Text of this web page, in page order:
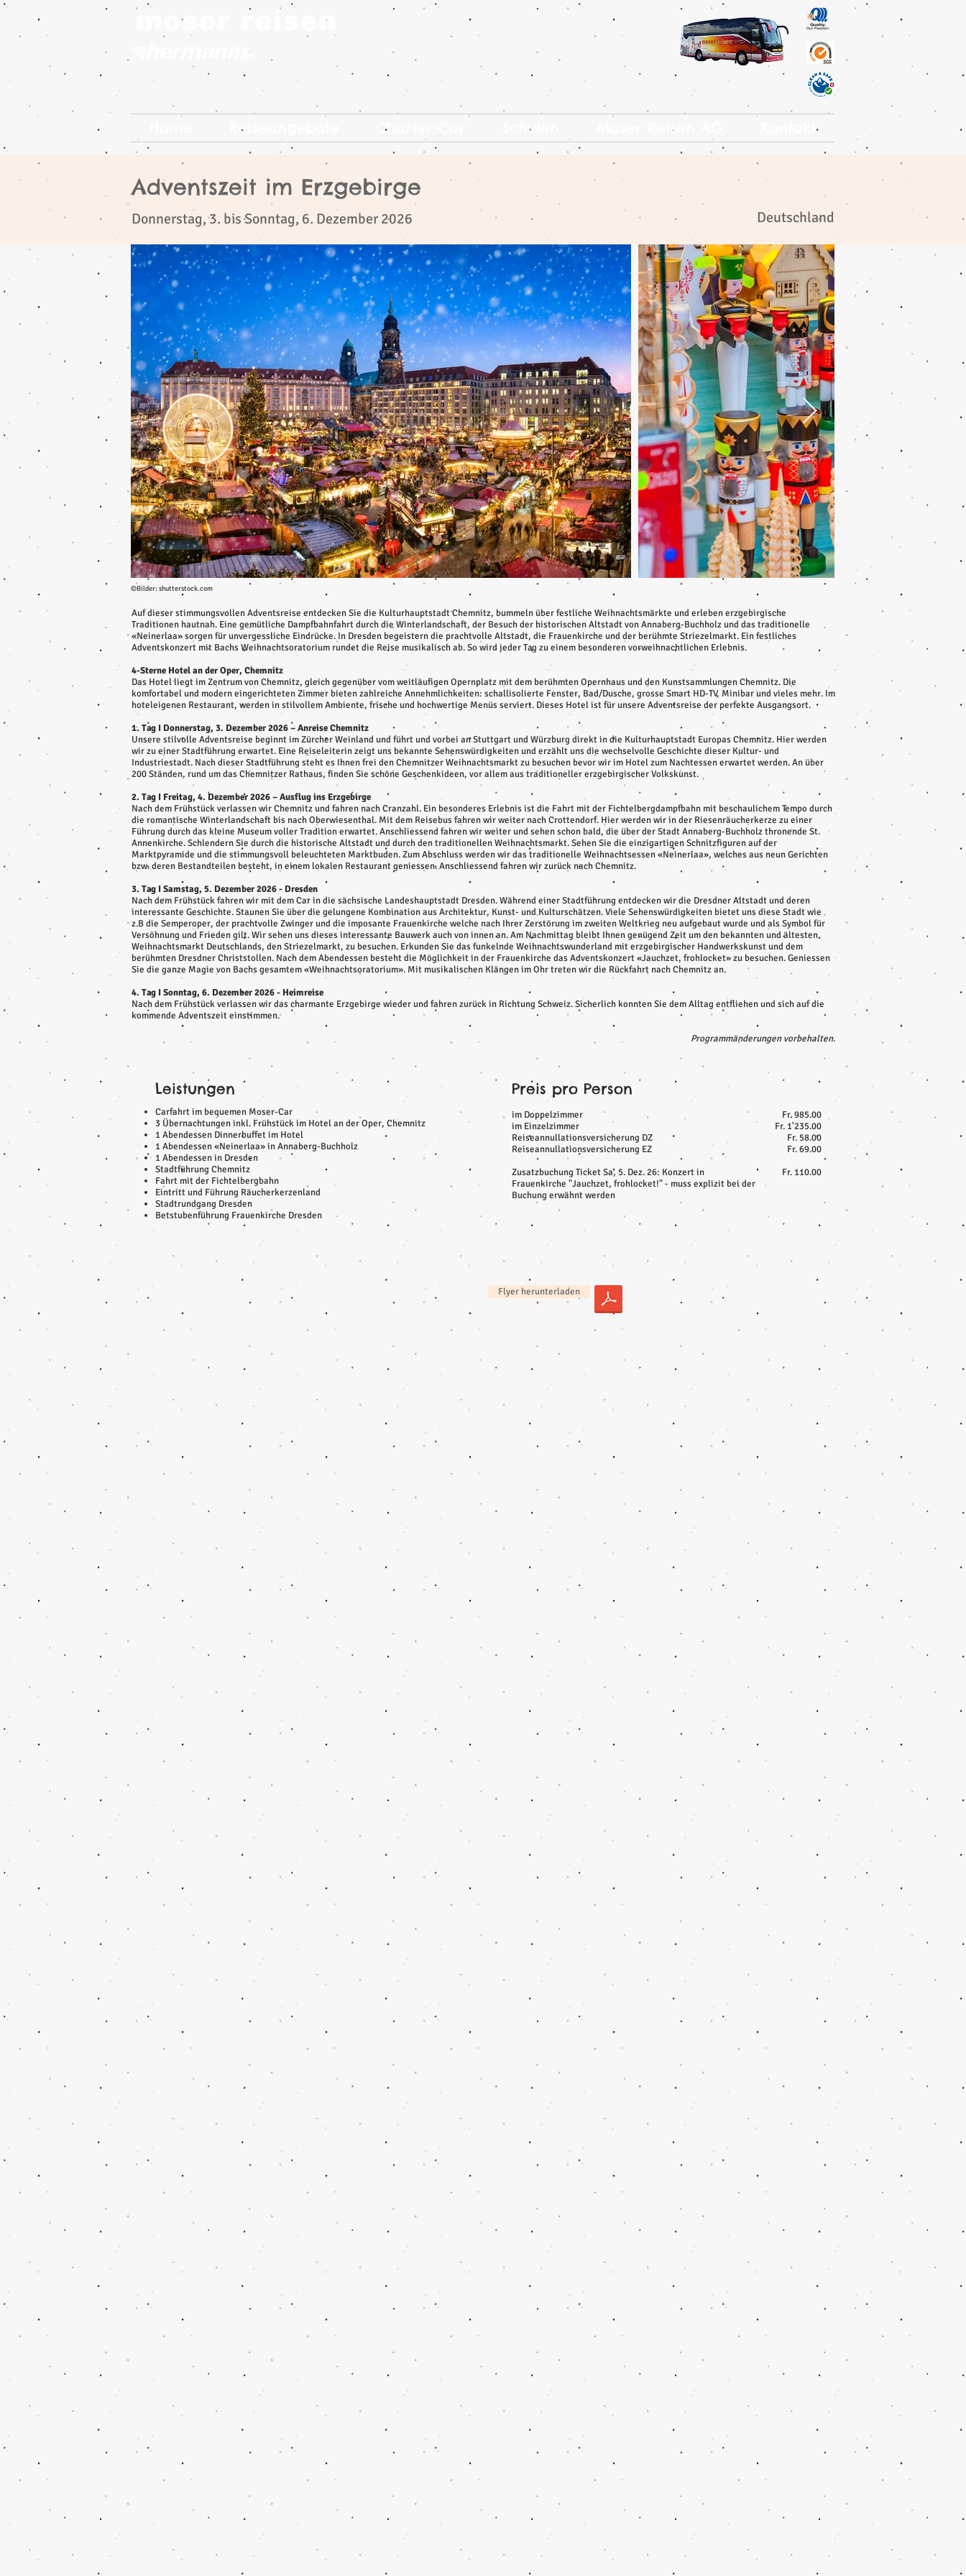
Reiseangebote Charter-Car Schulen Moser Reisen AG
Adventszeit im Erzgebirge
​
Donnerstag, 3. bis Sonntag, 6. Dezember 2026 Deutschland
©Bilder: shutterstock.com
Auf dieser stimmungsvollen Adventsreise entdecken Sie die Kulturhauptstadt Chemnitz, bummeln über festliche Weihnachtsmärkte und erleben erzgebirgische
Traditionen hautnah. Eine gemütliche Dampfbahnfahrt durch die Winterlandschaft, der Besuch der historischen Altstadt von Annaberg-Buchholz und das traditionelle
«Neinerlaa» sorgen für unvergessliche Eindrücke. In Dresden begeistern die prachtvolle Altstadt, die Frauenkirche und der berühmte Striezelmarkt. Ein festliches
Adventskonzert mit Bachs Weihnachtsoratorium rundet die Reise musikalisch ab. So wird jeder Tag zu einem besonderen vorweihnachtlichen Erlebnis.
4-Sterne Hotel an der Oper, Chemnitz
Das Hotel liegt im Zentrum von Chemnitz, gleich gegenüber vom weitläufigen Opernplatz mit dem berühmten Opernhaus und den Kunstsammlungen Chemnitz. Die
komfortabel und modern eingerichteten Zimmer bieten zahlreiche Annehmlichkeiten: schallisolierte Fenster, Bad/Dusche, grosse Smart HD-TV, Minibar und vieles mehr. Im
hoteleigenen Restaurant, werden in stilvollem Ambiente, frische und hochwertige Menüs serviert. Dieses Hotel ist für unsere Adventsreise der perfekte Ausgangsort.
1. Tag I Donnerstag, 3. Dezember 2026 – Anreise Chemnitz
Unsere stilvolle Adventsreise beginnt im Zürcher Weinland und führt und vorbei an Stuttgart und Würzburg direkt in die Kulturhauptstadt Europas Chemnitz. Hier werden
wir zu einer Stadtführung erwartet. Eine Reiseleiterin zeigt uns bekannte Sehenswürdigkeiten und erzählt uns die wechselvolle Geschichte dieser Kultur- und
Industriestadt. Nach dieser Stadtführung steht es Ihnen frei den Chemnitzer Weihnachtsmarkt zu besuchen bevor wir im Hotel zum Nachtessen erwartet werden. An über
200 Ständen, rund um das Chemnitzer Rathaus, finden Sie schöne Geschenkideen, vor allem aus traditioneller erzgebirgischer Volkskunst.
2. Tag I Freitag, 4. Dezember 2026 – Ausflug ins Erzgebirge
Nach dem Frühstück verlassen wir Chemnitz und fahren nach Cranzahl. Ein besonderes Erlebnis ist die Fahrt mit der Fichtelbergdampfbahn mit beschaulichem Tempo durch
die romantische Winterlandschaft bis nach Oberwiesenthal. Mit dem Reisebus fahren wir weiter nach Crottendorf. Hier werden wir in der Riesenräucherkerze zu einer
Führung durch das kleine Museum voller Tradition erwartet. Anschliessend fahren wir weiter und sehen schon bald, die über der Stadt Annaberg-Buchholz thronende St.
Annenkirche. Schlendern Sie durch die historische Altstadt und durch den traditionellen Weihnachtsmarkt. Sehen Sie die einzigartigen Schnitzfiguren auf der
Marktpyramide und die stimmungsvoll beleuchteten Marktbuden. Zum Abschluss werden wir das traditionelle Weihnachtsessen «Neinerlaa», welches aus neun Gerichten
bzw. deren Bestandteilen besteht, in einem lokalen Restaurant geniessen. Anschliessend fahren wir zurück nach Chemnitz.
3. Tag I Samstag, 5. Dezember 2026 - Dresden
Nach dem Frühstück fahren wir mit dem Car in die sächsische Landeshauptstadt Dresden. Während einer Stadtführung entdecken wir die Dresdner Altstadt und deren
interessante Geschichte. Staunen Sie über die gelungene Kombination aus Architektur, Kunst- und Kulturschätzen. Viele Sehenswürdigkeiten bietet uns diese Stadt wie
z.B die Semperoper, der prachtvolle Zwinger und die imposante Frauenkirche welche nach Ihrer Zerstörung im zweiten Weltkrieg neu aufgebaut wurde und als Symbol für
Versöhnung und Frieden gilt. Wir sehen uns dieses interessante Bauwerk auch von innen an. Am Nachmittag bleibt Ihnen genügend Zeit um den bekannten und ältesten
Weihnachtsmarkt Deutschlands, den Striezelmarkt, zu besuchen. Erkunden Sie das funkelnde Weihnachtswunderland mit erzgebirgischer Handwerkskunst und dem
berühmten Dresdner Christstollen. Nach dem Abendessen besteht die Möglichkeit in der Frauenkirche das Adventskonzert «Jauchzet, frohlocket» zu besuchen. Geniessen
Sie die ganze Magie von Bachs gesamtem «Weihnachtsoratorium». Mit musikalischen Klängen im Ohr treten wir die Rückfahrt nach Chemnitz an.
4. Tag I Sonntag, 6. Dezember 2026 - Heimreise
Nach dem Frühstück verlassen wir das charmante Erzgebirge wieder und fahren zurück in Richtung Schweiz. Sicherlich konnten Sie dem Alltag entfliehen und sich auf die
kommende Adventszeit einstimmen.
Programmänderungen vorbehalten.
Leistungen
Carfahrt im bequemen Moser-Car
3 Übernachtungen inkl. Frühstück im Hotel an der Oper, Chemnitz
1 Abendessen Dinnerbuffet im Hotel
1 Abendessen «Neinerlaa» in Annaberg-Buchholz
1 Abendessen in Dresden
Stadtführung Chemnitz
Fahrt mit der Fichtelbergbahn
Eintritt und Führung Räucherkerzenland
Stadtrundgang Dresden
Betstubenführung Frauenkirche Dresden
Preis pro Person
im Doppelzimmer
im Einzelzimmer
Reiseannullationsversicherung DZ
Reiseannullationsversicherung EZ
Zusatzbuchung Ticket Sa, 5. Dez. 26: Konzert in
Frauenkirche "Jauchzet, frohlocket!" - muss explizit bei der
Buchung erwähnt werden
Fr. 985.00
Fr. 1'235.00
Fr. 58.00
Fr. 69.00
Fr. 110.00
Flyer herunterladen